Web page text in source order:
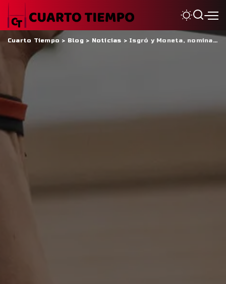
Cuarto Tiempo > Blog > Noticias > Isgró y Moneta, nominados para ser el mejor jugador del mundo